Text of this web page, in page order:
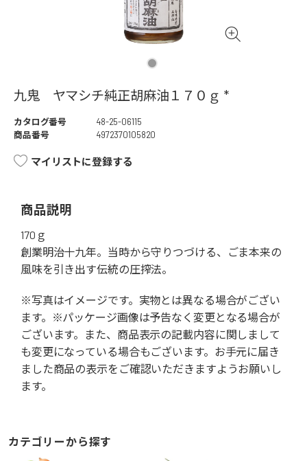
九鬼 ヤマシチ純正胡麻油１７０ｇ *
カタログ番号
48-25-06115
商品番号
4972370105820
マイリストに登録する
商品説明
170ｇ
創業明治十九年。当時から守りつづける、ごま本来の
風味を引き出す伝統の圧搾法。
※写真はイメージです。実物とは異なる場合がござい
ます。※パッケージ画像は予告なく変更となる場合が
ございます。また、商品表示の記載内容に関しまして
も変更になっている場合もございます。お手元に届き
ました商品の表示をご確認いただきますようお願いし
ます。
カテゴリーから探す